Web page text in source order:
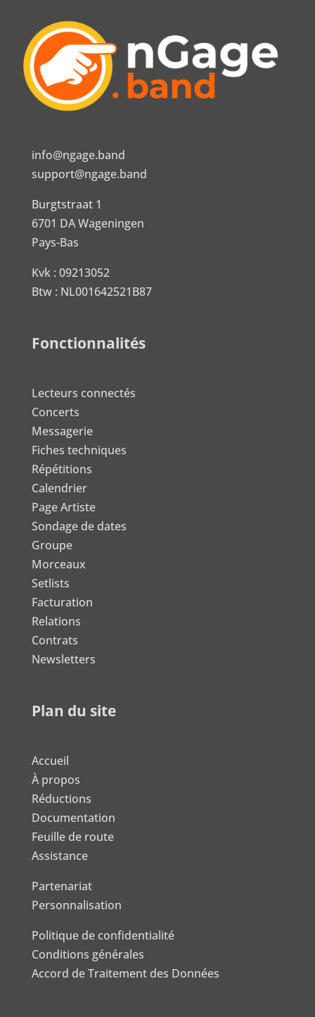
info@ngage.band
support@ngage.band
Burgtstraat 1
6701 DA Wageningen
Pays-Bas
Kvk : 09213052
Btw : NL001642521B87
Fonctionnalités
Lecteurs connectés
Concerts
Messagerie
Fiches techniques
Répétitions
Calendrier
Page Artiste
Sondage de dates
Groupe
Morceaux
Setlists
Facturation
Relations
Contrats
Newsletters
Plan du site
Accueil
À propos
Réductions
Documentation
Feuille de route
Assistance
Partenariat
Personnalisation
Politique de confidentialité
Conditions générales
Accord de Traitement des Données